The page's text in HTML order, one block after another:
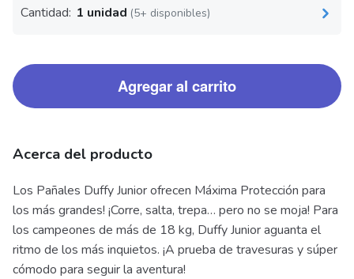
Cantidad: 1 unidad (5+ disponibles)
Agregar al carrito
Acerca del producto
Los Pañales Duffy Junior ofrecen Máxima Protección para
los más grandes! ¡Corre, salta, trepa… pero no se moja! Para
los campeones de más de 18 kg, Duffy Junior aguanta el
ritmo de los más inquietos. ¡A prueba de travesuras y súper
cómodo para seguir la aventura!